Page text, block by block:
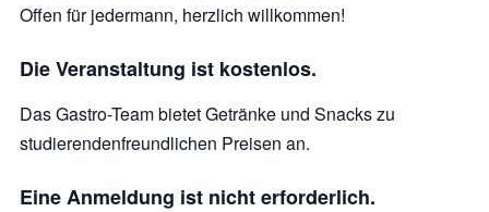
Offen für jedermann, herzlich willkommen!
Die Veranstaltung ist kostenlos.
Das Gastro-Team bietet Getränke und Snacks zu
studierendenfreundlichen Preisen an.
Eine Anmeldung ist nicht erforderlich.